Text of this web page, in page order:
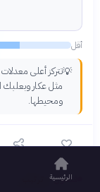
أقل
💡تتركز أعلى
مثل عكار
ومحيطها.
فضول›
الرئيسية